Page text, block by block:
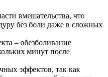
вмешательства, что
без боли даже в сложных
– обезболивание
минут после
эффектов, так как